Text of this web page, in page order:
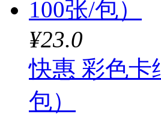
¥23.0
快惠 彩色卡
包）